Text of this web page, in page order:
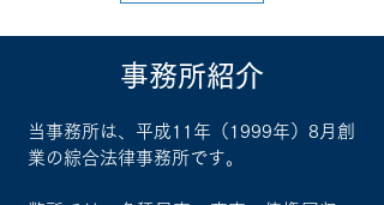
事務所紹介
当事務所は、平成11年（1999年）8月創
業の綜合法律事務所です。